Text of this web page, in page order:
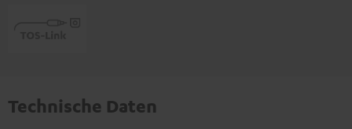
Technische Daten